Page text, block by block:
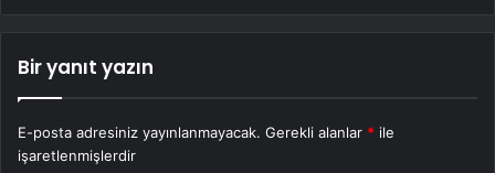
Bir yanıt yazın
E-posta adresiniz yayınlanmayacak. Gerekli alanlar * ile
işaretlenmişlerdir